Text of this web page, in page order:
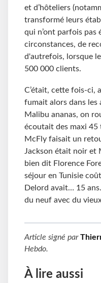
et d’hôteliers
transformé leurs
qui n’ont parfois pas
circonstances, de
d'autrefois, lorsque
500 000 clients.
C’était, cette fois-ci,
fumait alors dans les
Malibu ananas, on
écoutait des maxi
McFly faisait un
Jackson était noir et
bien dit Florence
séjour en Tunisie
Delord avait… 15
du neuf avec du
Article signé par
Hebdo.
À lire aussi